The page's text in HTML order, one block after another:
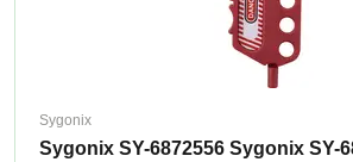
Sygonix
Sygonix SY-6872556 Sygonix SY-